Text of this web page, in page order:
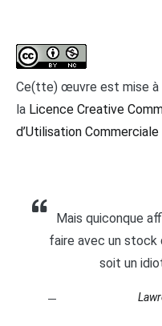
Ce(tte) œuvre est mise à
la Licence Creative
d’Utilisation
Mais quiconque
faire avec un
soit un